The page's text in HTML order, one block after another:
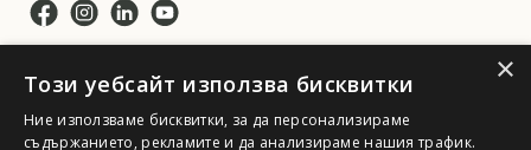
×
Този уебсайт използва бисквитки
Ние използваме бисквитки, за да персонализираме
съдържанието, рекламите и да анализираме нашия трафик.